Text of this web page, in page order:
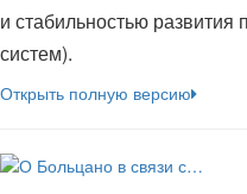
и стабильностью развития
систем).
Открыть полную версию